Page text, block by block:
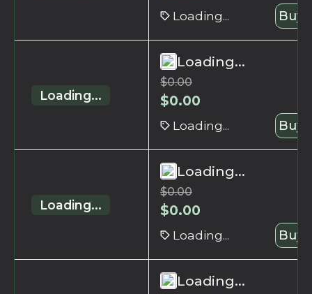
Loading... Buy
Loading...
Loading...
$0.00
$0.00
Loading... Buy
Loading...
Loading...
$0.00
$0.00
Loading... Buy
Loading...